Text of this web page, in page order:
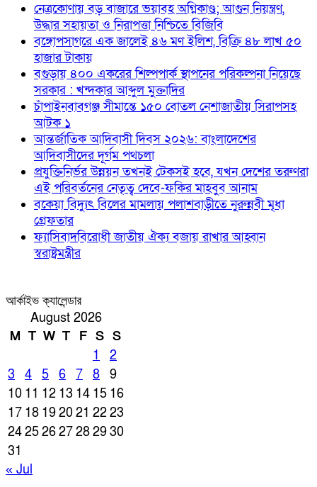
নেত্রকোণায় বড় বাজারে ভয়াবহ অগ্নিকাণ্ড; আগুন নিয়ন্ত্রণ,
উদ্ধার সহায়তা ও নিরাপত্তা নিশ্চিতে বিজিবি
বঙ্গোপসাগরে এক জালেই ৪৬ মণ ইলিশ, বিক্রি ৪৮ লাখ ৫০
হাজার টাকায়
বগুড়ায় ৪০০ একরের শিল্পপার্ক স্থাপনের পরিকল্পনা নিয়েছে
সরকার : খন্দকার আব্দুল মুক্তাদির
চাঁপাইনবাবগঞ্জ সীমান্তে ১৫০ বোতল নেশাজাতীয় সিরাপসহ
আটক ১
আন্তর্জাতিক আদিবাসী দিবস ২০২৬: বাংলাদেশের
আদিবাসীদের দূর্গম পথচলা
প্রযুক্তিনির্ভর উন্নয়ন তখনই টেকসই হবে, যখন দেশের তরুণরা
এই পরিবর্তনের নেতৃত্ব দেবে-ফকির মাহবুব আনাম
বকেয়া বিদ্যুৎ বিলের মামলায় পলাশবাড়ীতে নুরুন্নবী মৃধা
গ্রেফতার
ফ্যাসিবাদবিরোধী জাতীয় ঐক্য বজায় রাখার আহ্বান
স্বরাষ্ট্রমন্ত্রীর
আর্কাইভ ক্যালেন্ডার
August 2026
M T W T F S S
1
2
3
4 5 6 7 8
9
10 11 12 13 14 15 16
17 18 192021 2223
24252627282930
31
« Jul